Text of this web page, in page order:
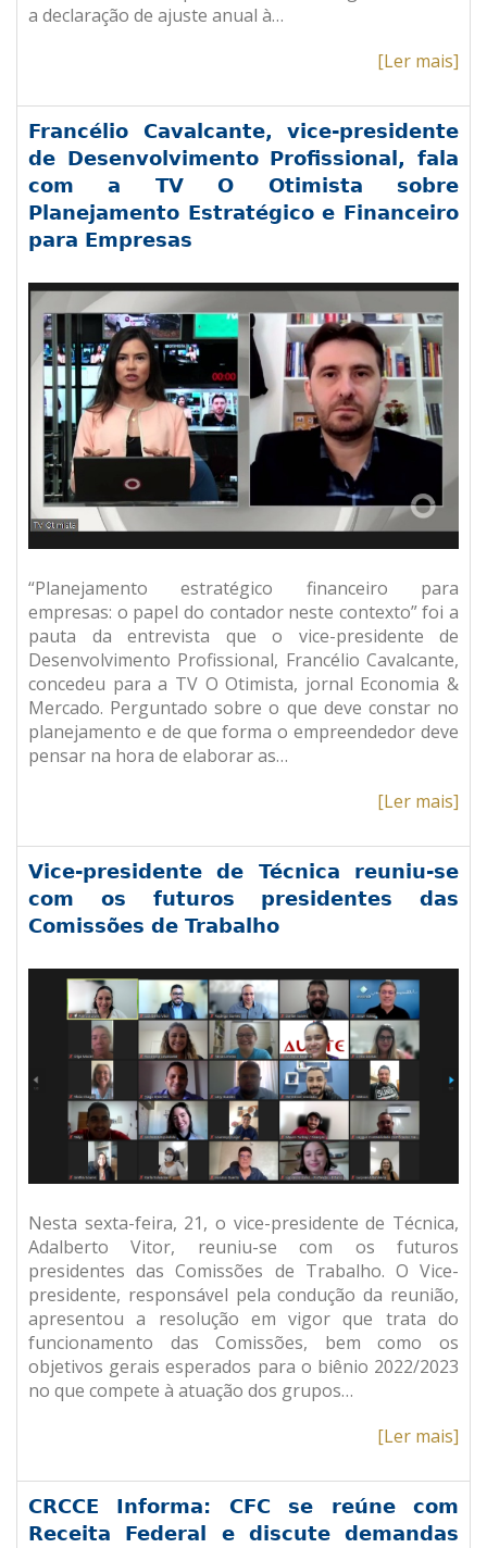
a declaração de ajuste anual à…
[Ler mais]
Francélio Cavalcante, vice-presidente
de Desenvolvimento Profissional, fala
com a TV O Otimista sobre
Planejamento Estratégico e Financeiro
para Empresas
“Planejamento estratégico financeiro para
empresas: o papel do contador neste contexto” foi a
pauta da entrevista que o vice-presidente de
Desenvolvimento Profissional, Francélio Cavalcante,
concedeu para a TV O Otimista, jornal Economia &
Mercado. Perguntado sobre o que deve constar no
planejamento e de que forma o empreendedor deve
pensar na hora de elaborar as…
[Ler mais]
Vice-presidente de Técnica reuniu-se
com os futuros presidentes das
Comissões de Trabalho
Nesta sexta-feira, 21, o vice-presidente de Técnica,
Adalberto Vitor, reuniu-se com os futuros
presidentes das Comissões de Trabalho. O Vice-
presidente, responsável pela condução da reunião,
apresentou a resolução em vigor que trata do
funcionamento das Comissões, bem como os
objetivos gerais esperados para o biênio 2022/2023
no que compete à atuação dos grupos…
[Ler mais]
CRCCE Informa: CFC se reúne com
Receita Federal e discute demandas